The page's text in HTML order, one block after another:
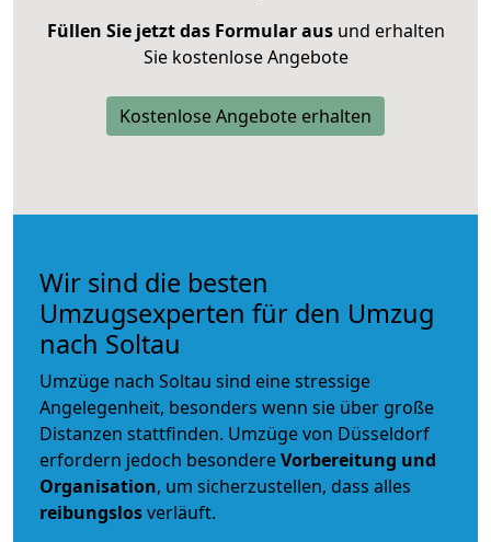
Füllen Sie jetzt das Formular ausund erhalten
Sie kostenlose Angebote
Kostenlose Angebote erhalten
Wir sind die besten
Umzugsexperten für den Umzug
nach Soltau
Umzüge nach Soltau sind eine stressige
Angelegenheit, besonders wenn sie über große
Distanzen stattfinden. Umzüge von Düsseldorf
erfordern jedoch besondereVorbereitung und
Organisation, um sicherzustellen, dass alles
reibungslosverläuft.